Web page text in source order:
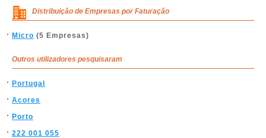
Distribuição de Empresas por Faturação
Micro (5 Empresas)
Outros utilizadores pesquisaram
Portugal
Acores
Porto
222 001 055